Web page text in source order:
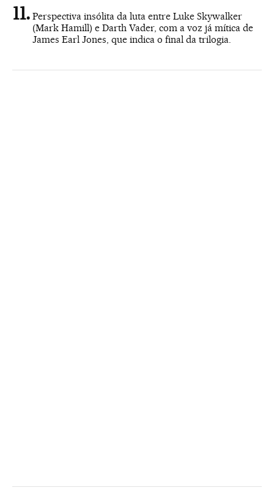
Perspectiva insólita da luta entre Luke Skywalker
(Mark Hamill) e Darth Vader, com a voz já mítica de
James Earl Jones, que indica o final da trilogia.